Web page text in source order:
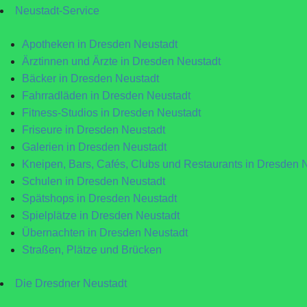
Neustadt-Service
Apotheken in Dresden Neustadt
Ärztinnen und Ärzte in Dresden Neustadt
Bäcker in Dresden Neustadt
Fahrradläden in Dresden Neustadt
Fitness-Studios in Dresden Neustadt
Friseure in Dresden Neustadt
Galerien in Dresden Neustadt
Kneipen, Bars, Cafés, Clubs und Restaurants in Dresden
Schulen in Dresden Neustadt
Spätshops in Dresden Neustadt
Spielplätze in Dresden Neustadt
Übernachten in Dresden Neustadt
Straßen, Plätze und Brücken
Die Dresdner Neustadt